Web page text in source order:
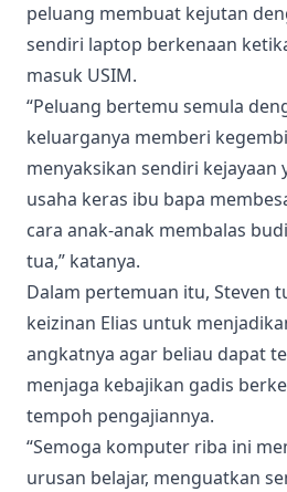
peluang membuat kejutan
sendiri laptop berkenaan
masuk USIM.
“Peluang bertemu semula
keluarganya memberi
menyaksikan sendiri kejayaan
usaha keras ibu bapa
cara anak-anak membalas
tua,” katanya.
Dalam pertemuan itu, Steven
keizinan Elias untuk
angkatnya agar beliau dapat
menjaga kebajikan gadis
tempoh pengajiannya.
“Semoga komputer riba ini
urusan belajar, menguatkan